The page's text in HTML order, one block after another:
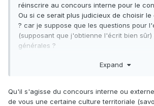
réinscrire au concours interne pour le
Ou si ce serait plus judicieux de choisir
? car je suppose que les questions pour
(supposant que j'obtienne l'écrit bien sûr)
générales ?
et un CAPES en documentation.
Expand
Qu'il s'agisse du concours interne ou
de vous une certaine culture territoriale